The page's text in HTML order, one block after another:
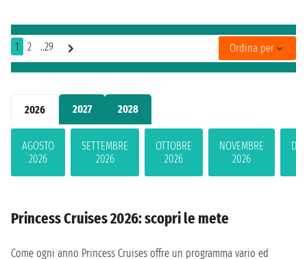
2026 2027 2028
AGOSTO
2026
SETTEMBRE
2026
OTTOBRE
2026
NOVEMBRE
2026
Princess Cruises 2026: scopri le mete
Come ogni anno Princess Cruises offre un programma vario ed
1 2 ..29 Ordina per